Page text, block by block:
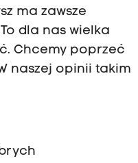
ma zawsze
dla nas wielka
Chcemy poprzeć
naszej opinii takim